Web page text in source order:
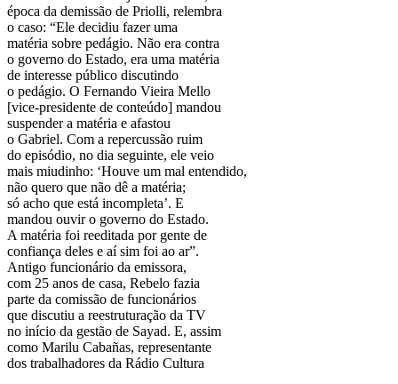
época da demissão de Priolli, relembra
o caso: “Ele decidiu fazer uma
matéria sobre pedágio. Não era contra
o governo do Estado, era uma matéria
de interesse público discutindo
o pedágio. O Fernando Vieira Mello
[vice-presidente de conteúdo] mandou
suspender a matéria e afastou
o Gabriel. Com a repercussão ruim
do episódio, no dia seguinte, ele veio
mais miudinho: ‘Houve um mal entendido,
não quero que não dê a matéria;
só acho que está incompleta’. E
mandou ouvir o governo do Estado.
A matéria foi reeditada por gente de
confiança deles e aí sim foi ao ar”.
Antigo funcionário da emissora,
com 25 anos de casa, Rebelo fazia
parte da comissão de funcionários
que discutiu a reestruturação da TV
no início da gestão de Sayad. E, assim
como Marilu Cabañas, representante
dos trabalhadores da Rádio Cultura